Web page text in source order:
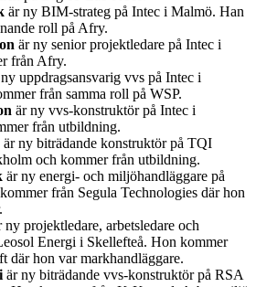
är ny BIM-strateg på Intec i Malmö. Han
roll på Afry.
är ny senior projektledare på Intec i
från Afry.
uppdragsansvarig vvs på Intec i
från samma roll på WSP.
är ny vvs-konstruktör på Intec i
från utbildning.
är ny biträdande konstruktör på TQI
och kommer från utbildning.
är ny energi- och miljöhandläggare på
från Segula Technologies där hon
ny projektledare, arbetsledare och
Energi i Skellefteå. Hon kommer
där hon var markhandläggare.
är ny biträdande vvs-konstruktör på RSA